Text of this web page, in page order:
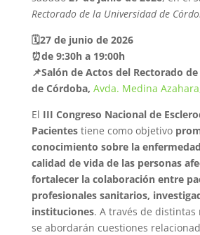
Rectorado de la Universidad de
🗓️27 de junio de 2026
⏰de 9:30h a 19:00h
📌Salón de Actos del Rectorado
de Córdoba, Avda. Medina
El III Congreso Nacional de
Pacientestiene como objetivo
conocimiento sobre la
calidad de vida de las personas
fortalecer la colaboración entre
profesionales sanitarios,
instituciones. A través de distintas
se abordarán cuestiones